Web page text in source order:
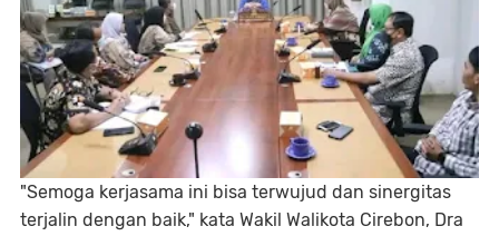
"Semoga kerjasama ini bisa terwujud dan sinergitas
terjalin dengan baik," kata Wakil Walikota Cirebon, Dra